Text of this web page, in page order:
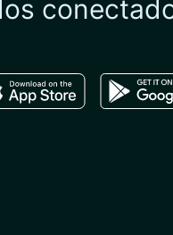
in the apple